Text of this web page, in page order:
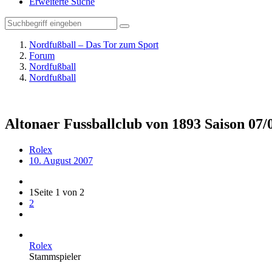
Nordfußball – Das Tor zum Sport
Forum
Nordfußball
Nordfußball
Altonaer Fussballclub von 1893 Saison 07/
Rolex
10. August 2007
1 Seite 1 von 2
2
Rolex
Stammspieler